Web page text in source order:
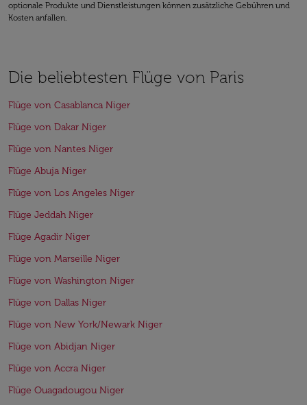
optionale Produkte und Dienstleistungen können zusätzliche Gebühren und
Kosten anfallen.
Die beliebtesten Flüge von Paris
Flüge von Casablanca Niger
Flüge von Dakar Niger
Flüge von Nantes Niger
Flüge Abuja Niger
Flüge von Los Angeles Niger
Flüge Jeddah Niger
Flüge Agadir Niger
Flüge von Marseille Niger
Flüge von Washington Niger
Flüge von Dallas Niger
Flüge von New York/Newark Niger
Flüge von Abidjan Niger
Flüge von Accra Niger
Flüge Ouagadougou Niger